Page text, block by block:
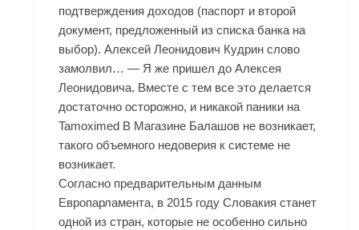
подтверждения доходов (паспорт и второй
документ, предложенный из списка банка на
выбор). Алексей Леонидович Кудрин слово
замолвил… — Я же пришел до Алексея
Леонидовича. Вместе с тем все это делается
достаточно осторожно, и никакой паники на
Tamoximed В Магазине Балашов не возникает,
такого объемного недоверия к системе не
возникает.
Согласно предварительным данным
Европарламента, в 2015 году Словакия станет
одной из стран, которые не особенно сильно